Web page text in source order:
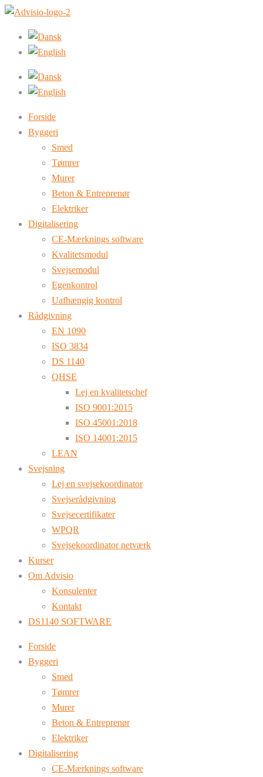
Forside
Byggeri
Smed
Tømrer
Murer
Beton & Entreprenør
Elektriker
Digitalisering
CE-Mærknings software
Kvalitetsmodul
Svejsemodul
Egenkontrol
Uafhængig kontrol
Rådgivning
EN 1090
ISO 3834
DS 1140
QHSE
Lej en kvalitetschef
ISO 9001:2015
ISO 45001:2018
ISO 14001:2015
LEAN
Svejsning
Lej en svejsekoordinator
Svejserådgivning
Svejsecertifikater
WPQR
Svejsekoordinator netværk
Kurser
Om Advisio
Konsulenter
Kontakt
DS1140 SOFTWARE
Forside
Byggeri
Smed
Tømrer
Murer
Beton & Entreprenør
Elektriker
Digitalisering
CE-Mærknings software